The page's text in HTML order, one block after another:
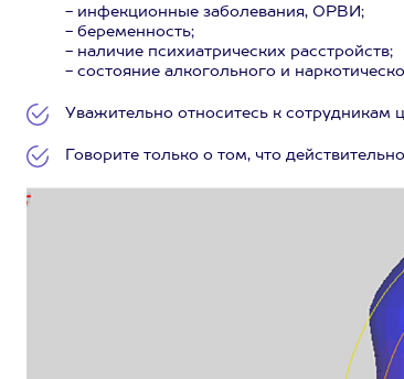
- инфекционные заболевания, ОРВИ;
- беременность;
- наличие психиатрических расстройств;
- состояние алкогольного и
Уважительно относитесь к сотрудникам
Говорите только о том, что